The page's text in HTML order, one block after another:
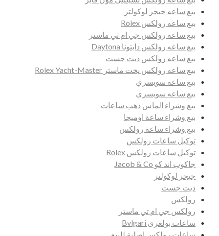
بيع ساعه جيجر لوكولتر
بيع ساعه رولكس Rolex
بيع ساعه رولكس جي ام تي ماستر
بيع ساعه رولكس دايتونا Daytona
بيع ساعه رولكس ديت جست
بيع ساعه رولكس يخت ماستر Rolex Yacht-Master
بيع ساعه سويسري
بيع ساعه سويسري
بيع وشراء الماس ذهب ساعات
بيع وشراء ساعة اوميجا
بيع وشراء ساعة رولكس
توكيل ساعات رولكس
توكيل ساعات رولكس Rolex
جاكوب اند كو Jacob & Co
جيجر لوكولتر
ديت جست
رولكس
رولكس جي ام تي ماستر
ساعات بولغرى Bvlgari